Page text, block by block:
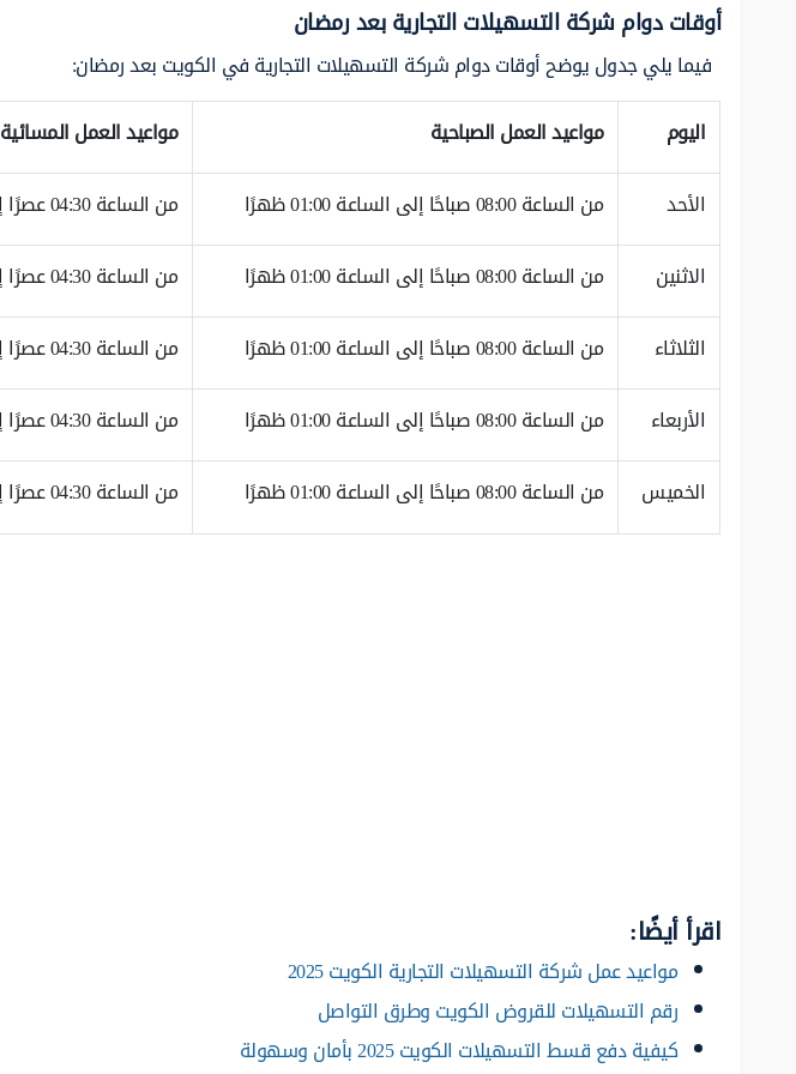
أوقات دوام شركة التسهيلات التجارية بعد رمضان
فيما يلي جدول يوضح أوقات دوام شركة التسهيلات التجارية في الكويت بعد رمضان:
اليوم
مواعيد العمل الصباحية
مواعيد العمل المسائية
الأحد
من الساعة 08:00 صباحًا إلى الساعة 01:00 ظهرًا
من الساعة 04:30 عصرًا إلى الساعة 07:30 مساءً
الاثنين
من الساعة 08:00 صباحًا إلى الساعة 01:00 ظهرًا
من الساعة 04:30 عصرًا إلى الساعة 07:30 مساءً
الثلاثاء
من الساعة 08:00 صباحًا إلى الساعة 01:00 ظهرًا
من الساعة 04:30 عصرًا إلى الساعة 07:30 مساءً
الأربعاء
من الساعة 08:00 صباحًا إلى الساعة 01:00 ظهرًا
من الساعة 04:30 عصرًا إلى الساعة 07:30 مساءً
الخميس
من الساعة 08:00 صباحًا إلى الساعة 01:00 ظهرًا من الساعة 04:30 عصرًا إلى الساعة 07:30 مساءً
اقرأ أيضًا:
مواعيد عمل شركة التسهيلات التجارية الكويت 2025
رقم التسهيلات للقروض الكويت وطرق التواصل
كيفية دفع قسط التسهيلات الكويت 2025 بأمان وسهولة